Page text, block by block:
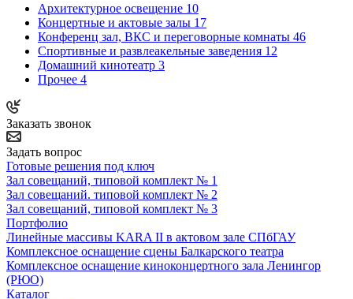
Архитектурное освещение 10
Концертные и актовые залы 17
Конференц зал, ВКС и переговорные комнаты 46
Спортивные и развлеакельные заведения 12
Домашний кинотеатр 3
Прочее 4
Заказать звонок
Задать вопрос
Готовые решения под ключ
Зал совещаний, типовой комплект № 1
Зал совещаний. типовой комплект № 2
Зал совещаний, типовой комплект № 3
Портфолио
Линейные массивы KARA II в актовом зале СПбГАУ
Комплексное оснащение сцены Балкарского театра
Комплексное оснащение киноконцертного зала Ленингор
(РЮО)
Каталог